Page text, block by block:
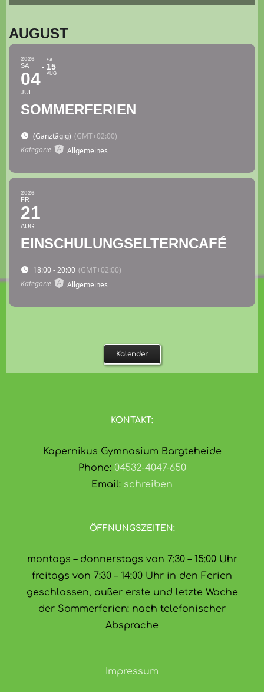
AUGUST
2026
SA
04
JUL
SA
15
AUG
SOMMERFERIEN
(Ganztägig) (GMT+02:00)
Kategorie
Allgemeines
2026
FR
21
AUG
EINSCHULUNGSELTERNCAFÉ
18:00 - 20:00 (GMT+02:00)
Kategorie
Allgemeines
Kalender
KONTAKT:
Kopernikus Gymnasium Bargteheide
Phone: 04532-4047-650
Email: schreiben
ÖFFNUNGSZEITEN:
montags – donnerstags von 7:30 – 15:00 Uhr
freitags von 7:30 – 14:00 Uhr in den Ferien
geschlossen, außer erste und letzte Woche
der Sommerferien: nach telefonischer
Absprache
Impressum